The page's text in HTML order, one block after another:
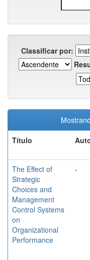
Classificar por:
Título
The Effect of
Strategic
Choices and
Management
Control Systems
on
Organizational
Performance
-